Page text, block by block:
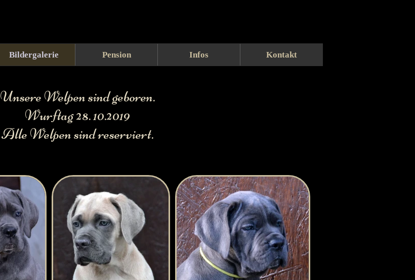
Bildergalerie Pension Infos Kontakt
Unsere Welpen sind geboren.
Wurftag 28. 10.2019
Alle Welpen sind reserviert.